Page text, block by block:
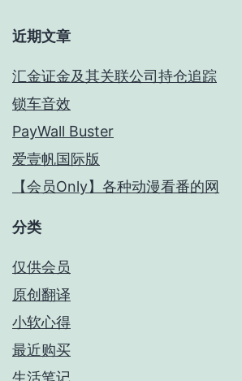
近期文章
汇金证金及其关联公司持仓追踪
锁车音效
PayWall Buster
爱壹帆国际版
【会员Only】各种动漫看番的网
分类
仅供会员
原创翻译
小软心得
最近购买
生活笔记